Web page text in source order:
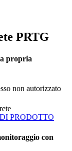
PRTG
propria
non autorizzato
PRODOTTO
con